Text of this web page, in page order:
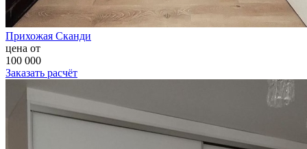
Прихожая Сканди
цена от
100 000
Заказать расчёт